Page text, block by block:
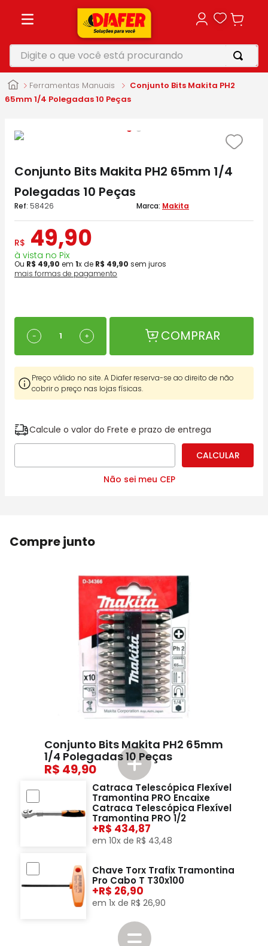
Digite o que você está procurando
Ferramentas Manuais
Conjunto Bits Makita PH2
65mm 1/4 Polegadas 10 Peças
Conjunto Bits Makita PH2 65mm 1/4
Polegadas 10 Peças
: 58426 Makita
R$ 49,90
à vista no Pix
Ou R$ 49,90 em 1x de R$ 49,90 sem juros
mais formas de pagamento
＋
－ COMPRAR
Preço válido no site. A Diafer reserva-se ao direito de não
cobrir o preço nas lojas físicas.
Calcule o valor do Frete e prazo de entrega
Não sei meu CEP
Compre junto
Conjunto Bits Makita PH2 65mm
1/4 Polegadas 10 Peças
49,90
Catraca Telescópica Flexível
Tramontina PRO Encaixe
Catraca Telescópica Flexível
Tramontina PRO 1/2
+ 434,87
em 10x de R$ 43,48
Chave Torx Trafix Tramontina
Pro Cabo T T30x100
+ 26,90
em 1x de R$ 26,90